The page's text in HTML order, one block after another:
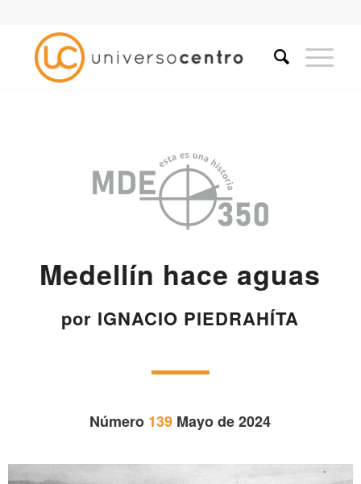
Medellín hace aguas
por IGNACIO PIEDRAHÍTA
Número 139 Mayo de 2024